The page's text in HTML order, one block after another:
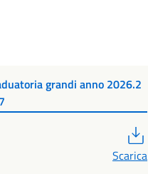
grandi anno 2026.2
Scarica